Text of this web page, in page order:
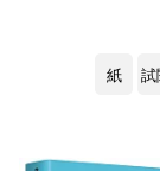
（德）莫
上海書畫
中國青年
紙